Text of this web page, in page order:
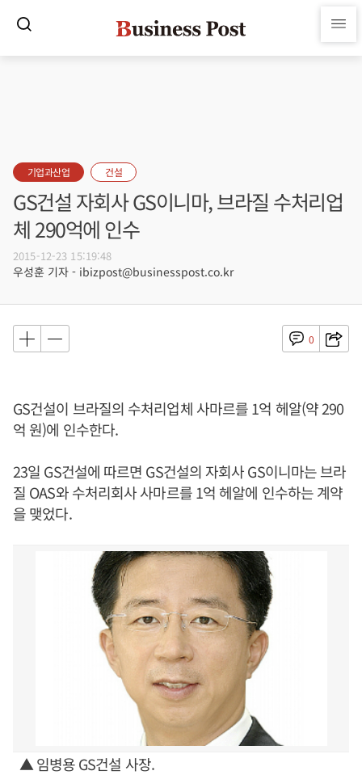
기업과산업 건설
GS건설 자회사 GS이니마, 브라질 수처리업
체 290억에 인수
2015-12-23 15:19:48
우성훈 기자 - ibizpost@businesspost.co.kr
0
GS건설이 브라질의 수처리업체 사마르를 1억 헤알(약 290
억 원)에 인수한다.
23일 GS건설에 따르면 GS건설의 자회사 GS이니마는 브라
질 OAS와 수처리회사 사마르를 1억 헤알에 인수하는 계약
을 맺었다.
▲ 임병용 GS건설 사장.